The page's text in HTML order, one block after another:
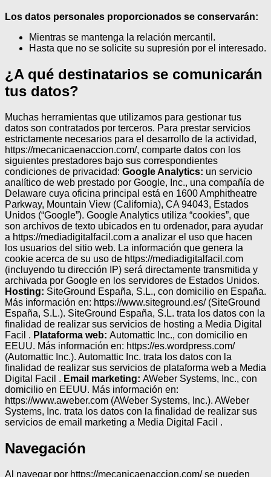
Los datos personales proporcionados se conservarán:
Mientras se mantenga la relación mercantil.
Hasta que no se solicite su supresión por el interesado.
¿A qué destinatarios se comunicarán
tus datos?
Muchas herramientas que utilizamos para gestionar tus
datos son contratados por terceros. Para prestar servicios
estrictamente necesarios para el desarrollo de la actividad,
https://mecanicaenaccion.com/, comparte datos con los
siguientes prestadores bajo sus correspondientes
condiciones de privacidad: Google Analytics: un servicio
analítico de web prestado por Google, Inc., una compañía de
Delaware cuya oficina principal está en 1600 Amphitheatre
Parkway, Mountain View (California), CA 94043, Estados
Unidos (“Google”). Google Analytics utiliza “cookies”, que
son archivos de texto ubicados en tu ordenador, para ayudar
a https://mediadigitalfacil.com a analizar el uso que hacen
los usuarios del sitio web. La información que genera la
cookie acerca de su uso de https://mediadigitalfacil.com
(incluyendo tu dirección IP) será directamente transmitida y
archivada por Google en los servidores de Estados Unidos.
Hosting: SiteGround España, S.L., con domicilio en España.
Más información en: https://www.siteground.es/ (SiteGround
España, S.L.). SiteGround España, S.L. trata los datos con la
finalidad de realizar sus servicios de hosting a Media Digital
Facil . Plataforma web: Automattic Inc., con domicilio en
EEUU. Más información en: https://es.wordpress.com/
(Automattic Inc.). Automattic Inc. trata los datos con la
finalidad de realizar sus servicios de plataforma web a Media
Digital Facil . Email marketing: AWeber Systems, Inc., con
domicilio en EEUU. Más información en:
https://www.aweber.com (AWeber Systems, Inc.). AWeber
Systems, Inc. trata los datos con la finalidad de realizar sus
servicios de email marketing a Media Digital Facil .
Navegación
Al navegar por https://mecanicaenaccion.com/ se pueden